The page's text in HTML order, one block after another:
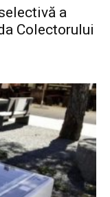
a
Colectorului